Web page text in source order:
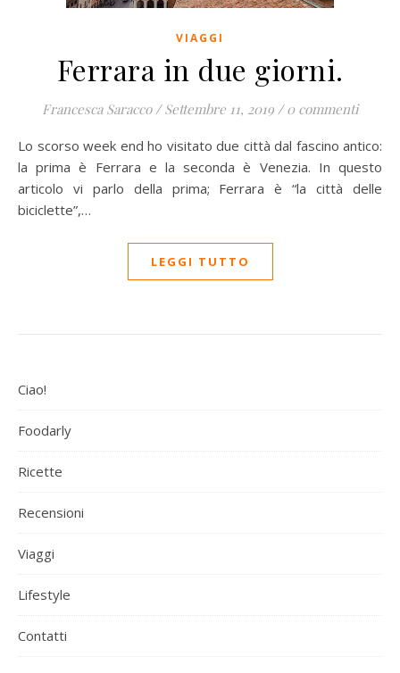
VIAGGI
Ferrara in due giorni.
Francesca Saracco / Settembre 11, 2019 / 0 commenti
Lo scorso week end ho visitato due città dal fascino antico:
la prima è Ferrara e la seconda è Venezia. In questo
articolo vi parlo della prima; Ferrara è “la città delle
biciclette”,…
LEGGI TUTTO
Ciao!
Foodarly
Ricette
Recensioni
Viaggi
Lifestyle
Contatti